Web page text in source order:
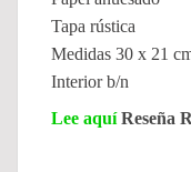
Tapa rústica
Medidas 30 x 21
Interior b/n
Lee aquí Reseña